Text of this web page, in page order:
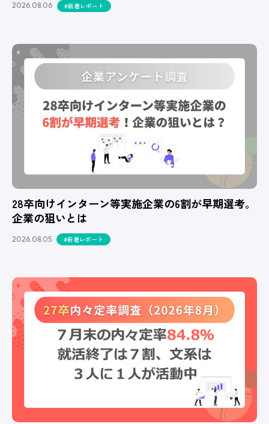
2026.08.06 #新着レポート
28卒向けインターン等実施企業の6割が早期選考。
企業の狙いとは
2026.08.05 #新着レポート